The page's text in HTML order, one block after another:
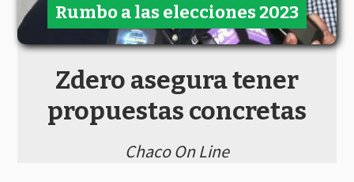
Zdero asegura tener
propuestas concretas
Chaco On Line
Rumbo a las elecciones 2023